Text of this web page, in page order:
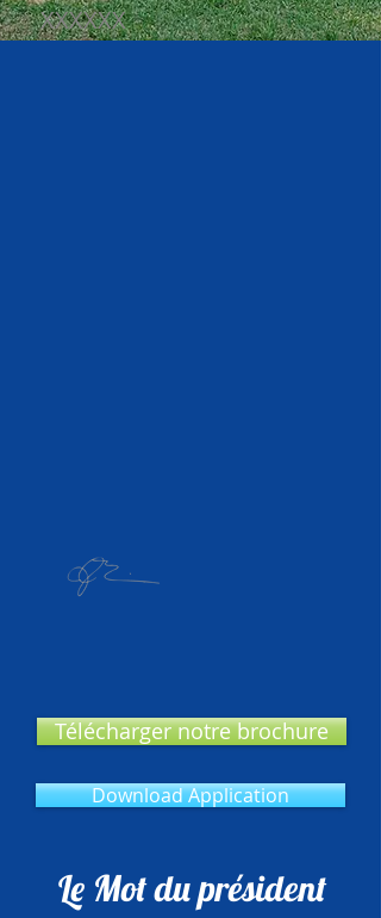
XXXXXX
Télécharger notre brochure
Download Application
Le Mot du président